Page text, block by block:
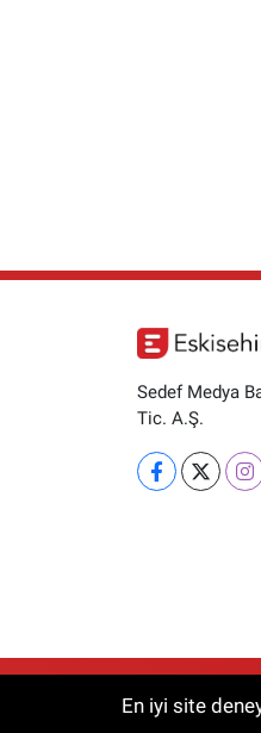
Sedef Medya
Tic. A.Ş.
RSS
En iyi site